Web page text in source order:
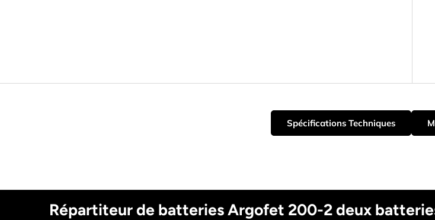
Spécifications Techniques
Répartiteur de batteries Argofet 200-2 deux